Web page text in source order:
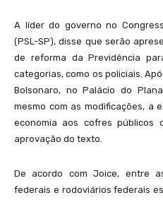
A líder do governo no
(PSL-SP), disse que serão
de reforma da Previdência
categorias, como os policiais.
Bolsonaro, no Palácio do
mesmo com as modificações, a
economia aos cofres públicos
aprovação do texto.
De acordo com Joice, entre
federais e rodoviários federais